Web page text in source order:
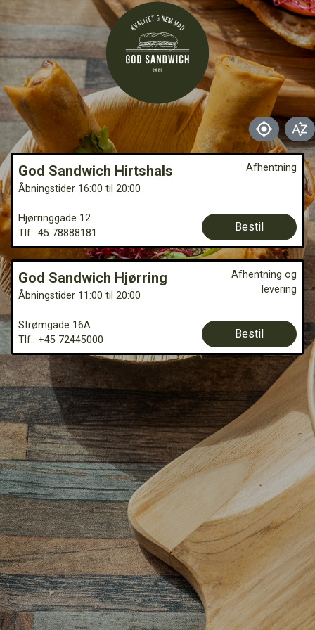
gps_fixed sort_by_alpha
God Sandwich Hirtshals
Åbningstider 16:00 til 20:00
Hjørringgade 12
Tlf.: 45 78888181
Afhentning
Bestil
God Sandwich Hjørring
Åbningstider 11:00 til 20:00
Strømgade 16A
Tlf.: +45 72445000
Afhentning og
levering
Bestil